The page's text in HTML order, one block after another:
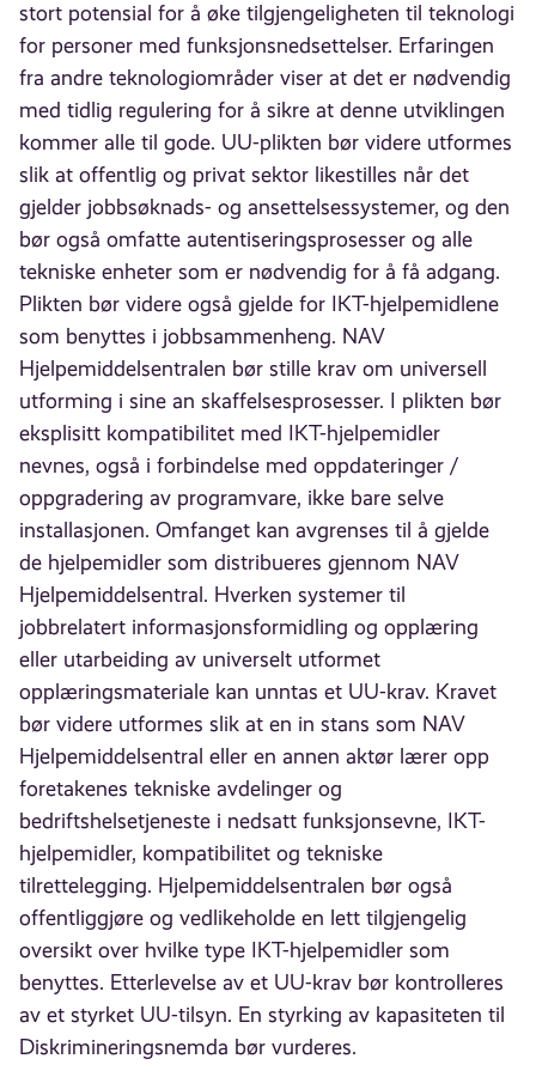
stort potensial for å øke tilgjengeligheten til teknologi
for personer med funksjonsnedsettelser. Erfaringen
fra andre teknologiområder viser at det er nødvendig
med tidlig regulering for å sikre at denne utviklingen
kommer alle til gode. UU-plikten bør videre utformes
slik at offentlig og privat sektor likestilles når det
gjelder jobbsøknads- og ansettelsessystemer, og den
bør også omfatte autentiseringsprosesser og alle
tekniske enheter som er nødvendig for å få adgang.
Plikten bør videre også gjelde for IKT-hjelpemidlene
som benyttes i jobbsammenheng. NAV
Hjelpemiddelsentralen bør stille krav om universell
utforming i sine an skaffelsesprosesser. I plikten bør
eksplisitt kompatibilitet med IKT-hjelpemidler
nevnes, også i forbindelse med oppdateringer /
oppgradering av programvare, ikke bare selve
installasjonen. Omfanget kan avgrenses til å gjelde
de hjelpemidler som distribueres gjennom NAV
Hjelpemiddelsentral. Hverken systemer til
jobbrelatert informasjonsformidling og opplæring
eller utarbeiding av universelt utformet
opplæringsmateriale kan unntas et UU-krav. Kravet
bør videre utformes slik at en in stans som NAV
Hjelpemiddelsentral eller en annen aktør lærer opp
foretakenes tekniske avdelinger og
bedriftshelsetjeneste i nedsatt funksjonsevne, IKT-
hjelpemidler, kompatibilitet og tekniske
tilrettelegging. Hjelpemiddelsentralen bør også
offentliggjøre og vedlikeholde en lett tilgjengelig
oversikt over hvilke type IKT-hjelpemidler som
benyttes. Etterlevelse av et UU-krav bør kontrolleres
av et styrket UU-tilsyn. En styrking av kapasiteten til
Diskrimineringsnemda bør vurderes.